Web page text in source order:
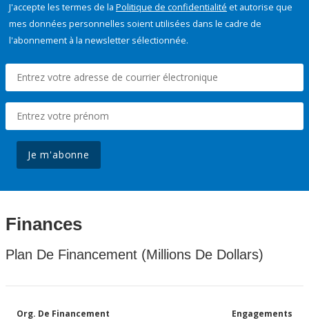
J'accepte les termes de la Politique de confidentialité et autorise que
mes données personnelles soient utilisées dans le cadre de
l'abonnement à la newsletter sélectionnée.
Je m'abonne
Finances
Plan De Financement (Millions De Dollars)
Org. De Financement Engagements